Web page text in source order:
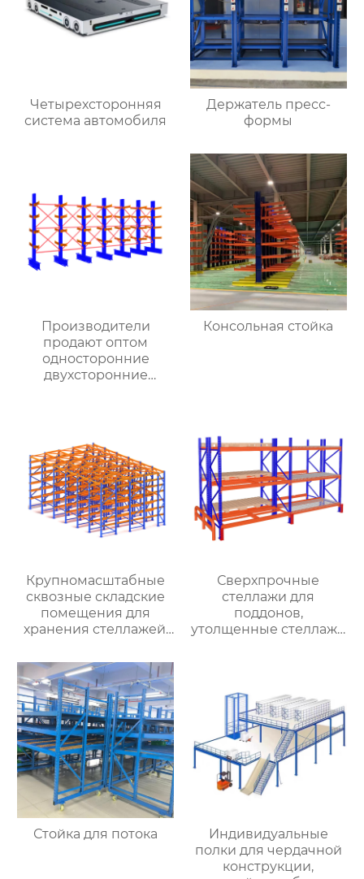
Четырехсторонняя
система автомобиля
Держатель пресс-
формы
Производители
продают оптом
односторонние
двухсторонние
консольные полки из
стальных труб,
двухсторонние
многослойные полки
Консольная стойка
Крупномасштабные
сквозные складские
помещения для
хранения стеллажей,
тяжелых стеллажей
проходят по коридору
и въезжают на
оптовый склад
стеллажей
Сверхпрочные
стеллажи для
поддонов,
утолщенные стеллажи
помещения,
сверхпрочные
стеллажи, оптовая
продажа с фабрики
Стойка для потока
Индивидуальные
полки для чердачной
конструкции,